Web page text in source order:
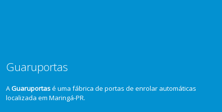
Guaruportas
AGuaruportasé uma fábrica de portas de enrolar automáticas
localizada em Maringá-PR.